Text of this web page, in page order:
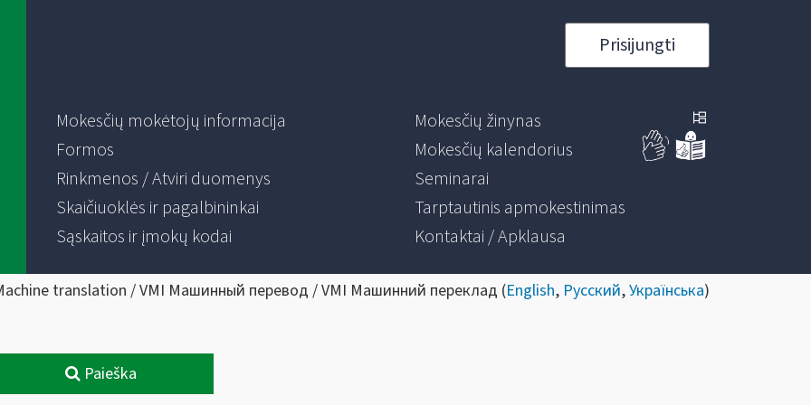
Prisijungti
Mokesčių mokėtojų informacija
Formos
Rinkmenos / Atviri duomenys
Skaičiuoklės ir pagalbininkai
Sąskaitos ir įmokų kodai
Mokesčių žinynas
Mokesčių kalendorius
Seminarai
Tarptautinis apmokestinimas
Kontaktai / Apklausa
translation / VMI Машинный перевод / VMI Машинний переклад (English, Русский,Українська)
Paieška